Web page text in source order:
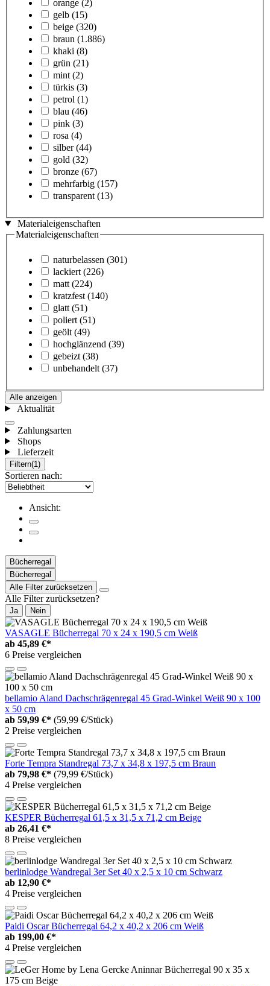
orange (2)
gelb (15)
beige (320)
braun (1.886)
khaki (8)
grün (21)
mint (2)
türkis (3)
petrol (1)
blau (46)
pink (3)
rosa (4)
silber (44)
gold (32)
bronze (67)
mehrfarbig (157)
transparent (13)
Materialeigenschaften
Materialeigenschaften
naturbelassen (301)
lackiert (226)
matt (224)
kratzfest (140)
glatt (51)
poliert (51)
geölt (49)
hochglänzend (39)
gebeizt (38)
unbehandelt (37)
Alle anzeigen
Aktualität
Zahlungsarten
Shops
Lieferzeit
Filtern(1)
Sortieren nach:
Ansicht:
Bücherregal
Bücherregal
Alle Filter zurücksetzen
Alle Filter zurücksetzen?
Ja Nein
VASAGLE Bücherregal 70 x 24 x 190,5 cm Weiß
ab 45,89 €*
6 Preise vergleichen
bellamio Aland Dachschrägenregal 45 Grad-Winkel Weiß 90 x 100
x 50 cm
ab 59,99 €* (59,99 €/Stück)
2 Preise vergleichen
Forte Tempra Standregal 73,7 x 34,8 x 197,5 cm Braun
ab 79,98 €* (79,99 €/Stück)
4 Preise vergleichen
KESPER Bücherregal 61,5 x 31,5 x 71,2 cm Beige
ab 26,41 €*
8 Preise vergleichen
berlinlodge Wandregal 3er Set 40 x 2,5 x 10 cm Schwarz
ab 12,90 €*
4 Preise vergleichen
Paidi Oscar Bücherregal 64,2 x 40,2 x 206 cm Weiß
ab 199,00 €*
4 Preise vergleichen